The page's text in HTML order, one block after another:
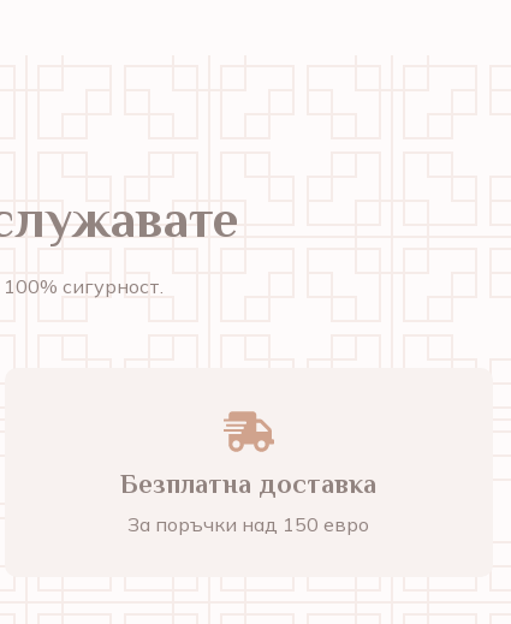
сигурност.
Безплатна доставка
За поръчки над 150 евро